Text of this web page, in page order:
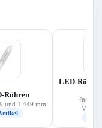
die
von rund 14
von
Röhren
und 1.449 mm
LED-
für